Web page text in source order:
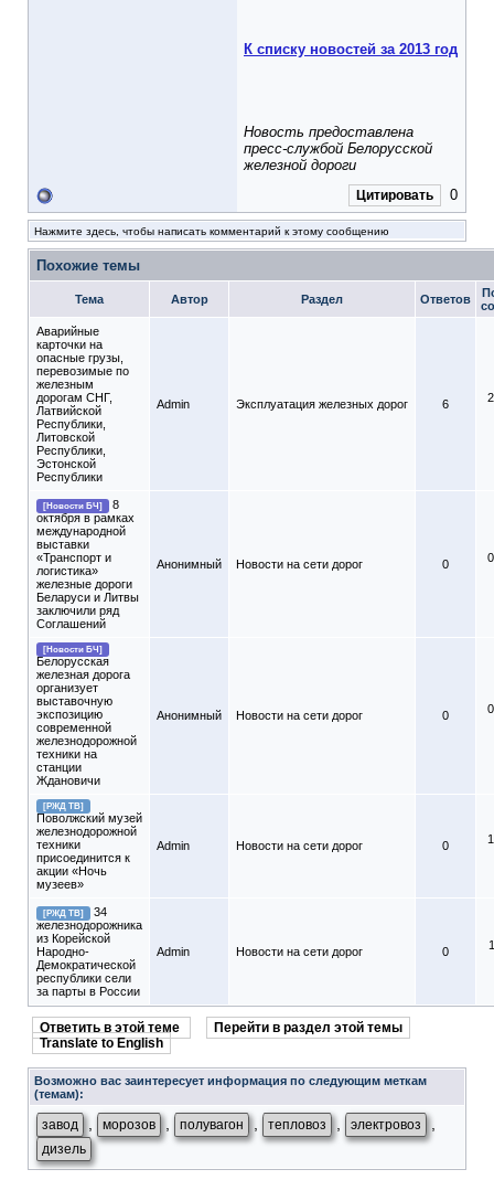
К списку новостей за 2013 год
Новость предоставлена
пресс-службой Белорусской
железной дороги
Цитировать 0
Нажмите здесь, чтобы написать комментарий к этому сообщению
Похожие темы
Тема Автор Раздел Ответов
Аварийные
карточки на
опасные грузы,
перевозимые по
железным
дорогам СНГ,
Латвийской
Республики,
Литовской
Республики,
Эстонской
Республики
Admin Эксплуатация железных дорог 6
[Новости БЧ]
8
октября в рамках
международной
выставки
«Транспорт и
логистика»
железные дороги
Беларуси и Литвы
заключили ряд
Соглашений
Анонимный Новости на сети дорог 0
[Новости БЧ]
Белорусская
железная дорога
организует
выставочную
экспозицию
современной
железнодорожной
техники на
станции
Ждановичи
Анонимный Новости на сети дорог 0
[РЖД ТВ]
Поволжский музей
железнодорожной
техники
присоединится к
акции «Ночь
музеев»
Admin Новости на сети дорог 0
[РЖД ТВ]
34
железнодорожника
из Корейской
Народно-
Демократической
республики сели
за парты в России
Admin Новости на сети дорог 0
Ответить в этой теме
Перейти в раздел этой темы
Translate to English
Возможно вас заинтересует информация по следующим меткам
(темам):
завод морозов полувагон тепловоз электровоз
дизель